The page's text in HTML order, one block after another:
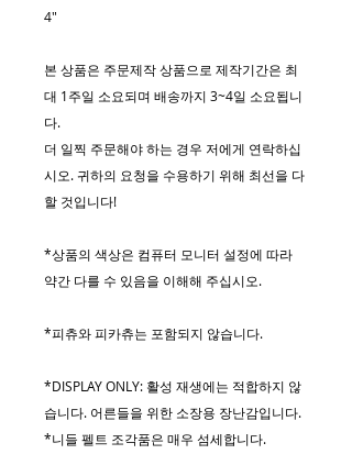
4"
본 상품은 주문제작 상품으로 제작기간은 최
대 1주일 소요되며 배송까지 3~4일 소요됩니
다.
더 일찍 주문해야 하는 경우 저에게 연락하십
시오. 귀하의 요청을 수용하기 위해 최선을 다
할 것입니다!
*상품의 색상은 컴퓨터 모니터 설정에 따라
약간 다를 수 있음을 이해해 주십시오.
*피츄와 피카츄는 포함되지 않습니다.
*DISPLAY ONLY: 활성 재생에는 적합하지 않
습니다. 어른들을 위한 소장용 장난감입니다.
*니들 펠트 조각품은 매우 섬세합니다.